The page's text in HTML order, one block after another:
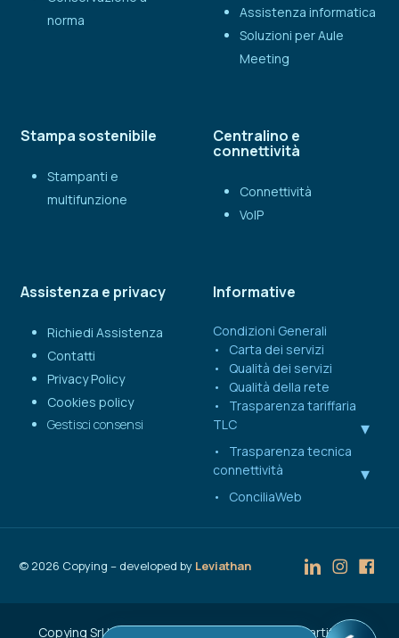
norma
Assistenza informatica
Soluzioni per Aule
Meeting
Stampa sostenibile
Stampanti e
multifunzione
Centralino e
connettività
Connettività
VoIP
Assistenza e privacy
Richiedi Assistenza
Contatti
Privacy Policy
Cookies policy
Gestisci consensi
Informative
Condizioni Generali
Carta dei servizi
Qualità dei servizi
Qualità della rete
Trasparenza tariffaria
TLC
Trasparenza tecnica
connettività
ConciliaWeb
© 2026 Copying – developed by Leviathan
Copying Srl | Capitale Sociale € 50.000 | C.F. e Partita IVA